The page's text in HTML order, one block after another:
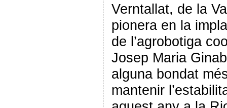
Verntallat, de la
pionera en la
de l’agrobotiga
Josep Maria
alguna bondat
mantenir